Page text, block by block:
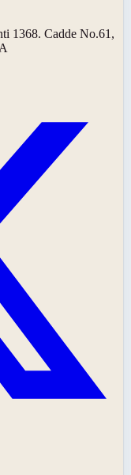
1368. Cadde No.61,